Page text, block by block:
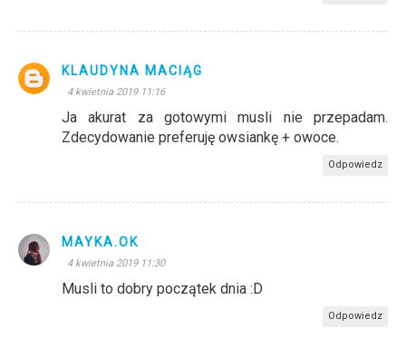
KLAUDYNA MACIĄG
4 kwietnia 2019 11:16
Ja akurat za gotowymi musli nie przepadam.
Zdecydowanie preferuję owsiankę + owoce.
Odpowiedz
MAYKA.OK
4 kwietnia 2019 11:30
Musli to dobry początek dnia :D
Odpowiedz